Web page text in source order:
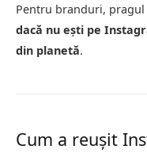
Pentru branduri,
dacă nu ești pe
din planetă.
Cum a reușit